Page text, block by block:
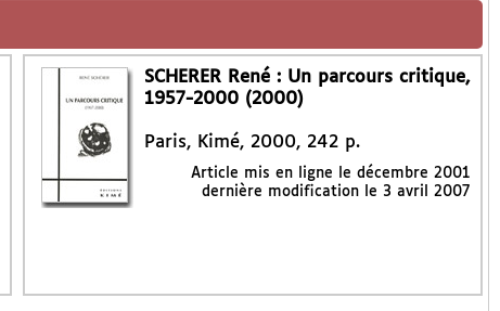
SCHERER René : Un parcours critique,
1957-2000 (2000)
Paris, Kimé, 2000, 242 p.
Article mis en ligne ledécembre 2001
dernière modification le 3 avril 2007